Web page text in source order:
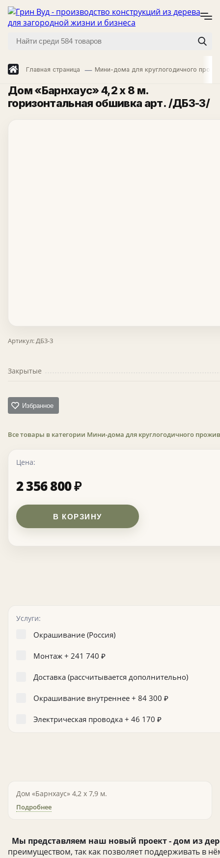
Главная страница Мини-дома для круглогодичного
Дом «Барнхаус» 4,2 х 8 м.
горизонтальная обшивка арт. /ДБ3-3/
Артикул:ДБ3-3
Закрытые
Избранное
Все товары в категории Мини-дома для круглогодичного
Цена:
2 356 800₽
В КОРЗИНУ
Услуги:
Окрашивание (Россия)
Монтаж + 241 740 ₽
Доставка (рассчитывается дополнительно)
Окрашивание внутреннее + 84 300 ₽
Электрическая проводка + 46 170 ₽
Дом «Барнхаус» 4,2 х 7,9 м.
Подробнее
Мы представляем наш новый проект - дом из
преимуществом, так как позволяет поддерживать в